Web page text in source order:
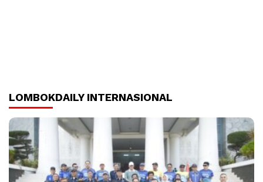
LOMBOKDAILY INTERNASIONAL